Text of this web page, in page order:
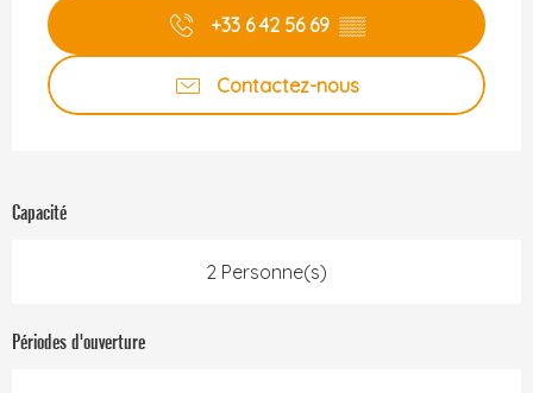
+33 6 42 56 69 ▒▒
Contactez-nous
Capacité
2 Personne(s)
Périodes d'ouverture